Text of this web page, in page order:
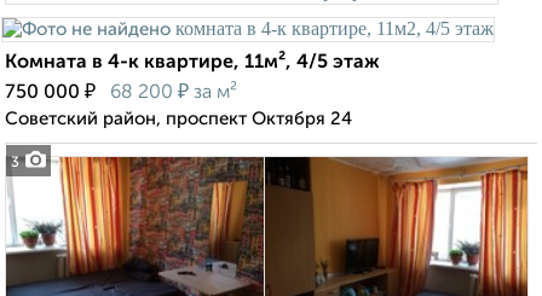
3
Комната в 4-к квартире, 11м², 4/5 этаж
750 000 ₽ 68 200 ₽ за м²
Советский район, проспект Октября 24